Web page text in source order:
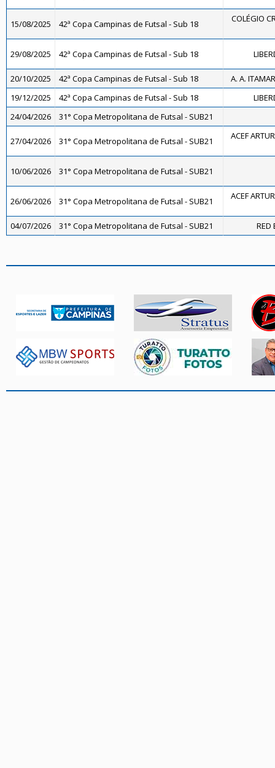
15/08/2025 42ª Copa Campinas de Futsal - Sub 18 COLÉGIO
29/08/2025 42ª Copa Campinas de Futsal - Sub 18
20/10/2025 42ª Copa Campinas de Futsal - Sub 18
A. A.
19/12/2025
42ª Copa Campinas de Futsal - Sub 18
24/04/2026
31° Copa Metropolitana de Futsal - SUB21
27/04/2026 31° Copa Metropolitana de Futsal - SUB21 ACEF
10/06/2026 31° Copa Metropolitana de Futsal - SUB21
26/06/2026 31° Copa Metropolitana de Futsal - SUB21 ACEF
04/07/2026 31° Copa Metropolitana de Futsal - SUB21 RED